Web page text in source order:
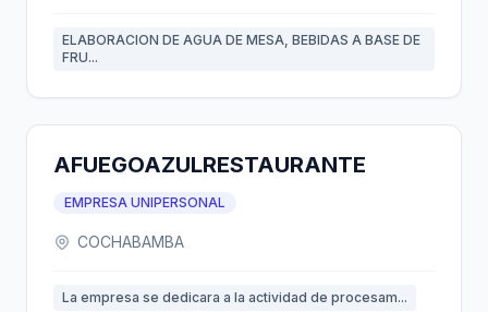
ELABORACION DE AGUA DE MESA, BEBIDAS A BASE DE
FRU...
AFUEGOAZULRESTAURANTE
EMPRESA UNIPERSONAL
COCHABAMBA
La empresa se dedicara a la actividad de procesam...